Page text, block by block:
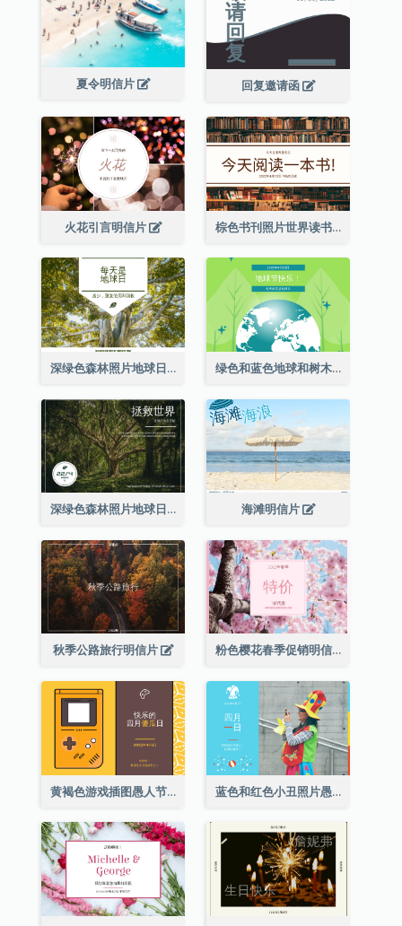
夏令明信片 回复邀请函
火花引言明信片 棕色书刊照片世界读书日明信片
深绿色森林照片地球日明信片 绿色和蓝色地球和树木插图地球日明信片
深绿色森林照片地球日明信片 海滩明信片
秋季公路旅行明信片 粉色樱花春季促销明信片
黄褐色游戏插图愚人节明信片 蓝色和红色小丑照片愚人节明信片